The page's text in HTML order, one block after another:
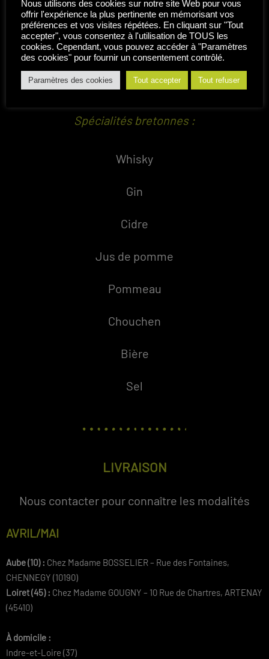
Notre production de vins
(Bouteilles, bib de 5L et 10L)
Miel
Spécialités bretonnes :
Whisky
Gin
Cidre
Jus de pomme
Pommeau
Chouchen
Bière
Sel
LIVRAISON
Nous contacter pour connaître les modalités
AVRIL/MAI
Aube (10) : Chez Madame BOSSELIER – Rue des Fontaines,
CHENNEGY (10190)
Loiret (45) : Chez Madame GOUGNY – 10 Rue de Chartres, ARTENAY
(45410)
À domicile :
Indre-et-Loire (37)
Nous utilisons des cookies sur notre site Web pour vous
offrir l'expérience la plus pertinente en mémorisant vos
préférences et vos visites répétées. En cliquant sur "Tout
accepter", vous consentez à l'utilisation de TOUS les
cookies. Cependant, vous pouvez accéder à "Paramètres
des cookies" pour fournir un consentement contrôlé.
Paramètres des cookies Tout accepter Tout refuser